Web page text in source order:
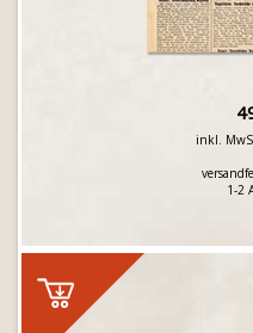
inkl.
1-2